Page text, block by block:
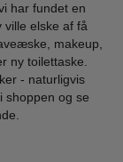
har fundet en
elske af få
makeup,
ny toilettaske.
- naturligvis
shoppen og se